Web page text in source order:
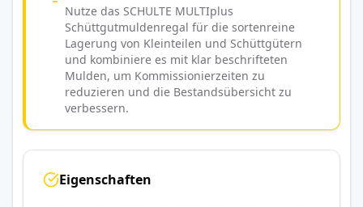
Nutze das SCHULTE MULTIplus
Schüttgutmuldenregal für die sortenreine
Lagerung von Kleinteilen und Schüttgütern
und kombiniere es mit klar beschrifteten
Mulden, um Kommissionierzeiten zu
reduzieren und die Bestandsübersicht zu
verbessern.
Eigenschaften